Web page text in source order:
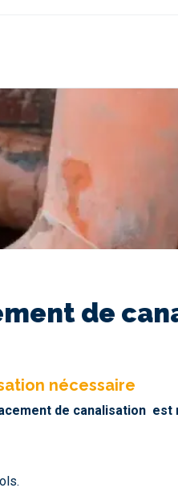
de
nécessaire
de canalisation est